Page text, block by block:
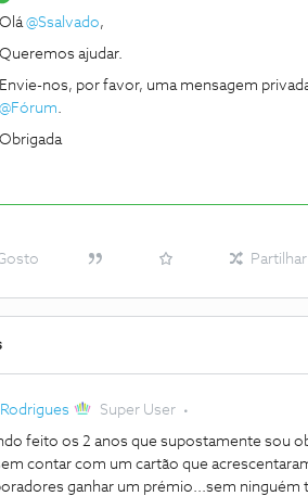
Olá@Ssalvado,
Queremos ajudar.
Envie-nos, por favor, uma mensagem
@Fórum.
Obrigada
Partilhar
Super User
feito os 2 anos que supostamente sou
contar com um cartão que
ganhar um prémio...sem ninguém